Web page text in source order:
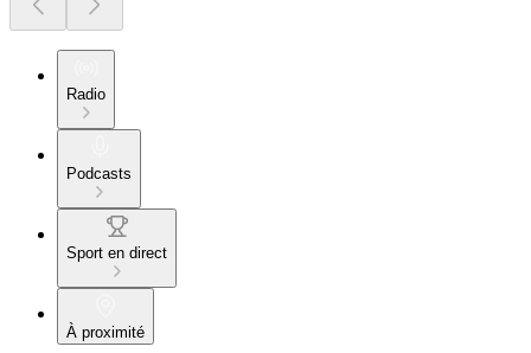
Radio
Podcasts
Sport en direct
À proximité